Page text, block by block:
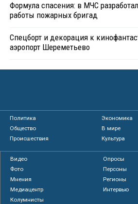
Формула спасения: в МЧС
работы пожарных бригад
Спецборт и декорация к
аэропорт Шереметьево
Политика
Экономика
Общество
В мире
Происшествия
Культура
Видео
Опросы
Фото
Персоны
Мнения
Регионы
Медиацентр
Интервью
Колумнисты